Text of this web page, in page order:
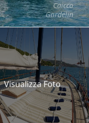
Caicco
Gardelin
VisualizzaFoto